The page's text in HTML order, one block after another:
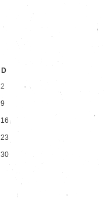
D
2
9
16
23
30